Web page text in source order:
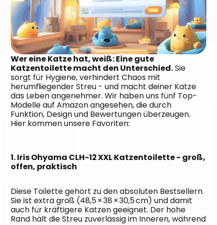
Wer eine Katze hat, weiß: Eine gute
Katzentoilette macht den Unterschied. Sie
sorgt für Hygiene, verhindert Chaos mit
herumfliegender Streu - und macht deiner Katze
das Leben angenehmer. Wir haben uns fünf Top-
Modelle auf Amazon angesehen, die durch
Funktion, Design und Bewertungen überzeugen.
Hier kommen unsere Favoriten:
1. Iris Ohyama CLH-12 XXL Katzentoilette - groß,
offen, praktisch
Diese Toilette gehört zu den absoluten Bestsellern.
Sie ist extra groß (48,5 × 38 × 30,5 cm) und damit
auch für kräftigere Katzen geeignet. Der hohe
Rand hält die Streu zuverlässig im Inneren, während